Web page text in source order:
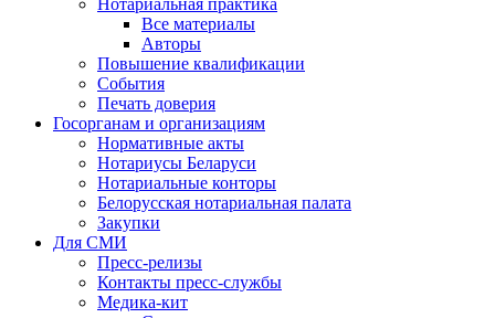
Нотариальная практика
Все материалы
Авторы
Повышение квалификации
События
Печать доверия
Госорганам и организациям
Нормативные акты
Нотариусы Беларуси
Нотариальные конторы
Белорусская нотариальная палата
Закупки
Для СМИ
Пресс-релизы
Контакты пресс-службы
Медика-кит